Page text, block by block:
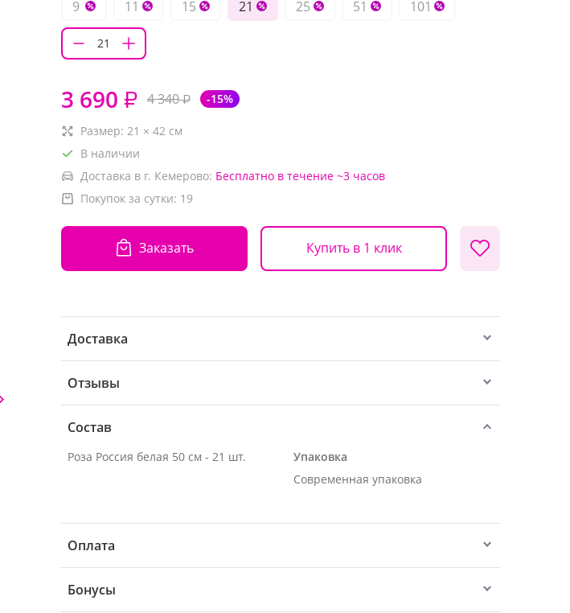
9
11 15 21 25 51 101
3 690 ₽ 4 340₽ -15%
Размер: 21 × 42 см
В наличии
Доставка в г. Кемерово: Бесплатно в течение ~3 часов
Покупок за сутки: 19
Заказать Купить в 1 клик
Доставка
Отзывы
Состав
Роза Россия белая 50 см - 21 шт.
Упаковка
Современная упаковка
Оплата
Бонусы